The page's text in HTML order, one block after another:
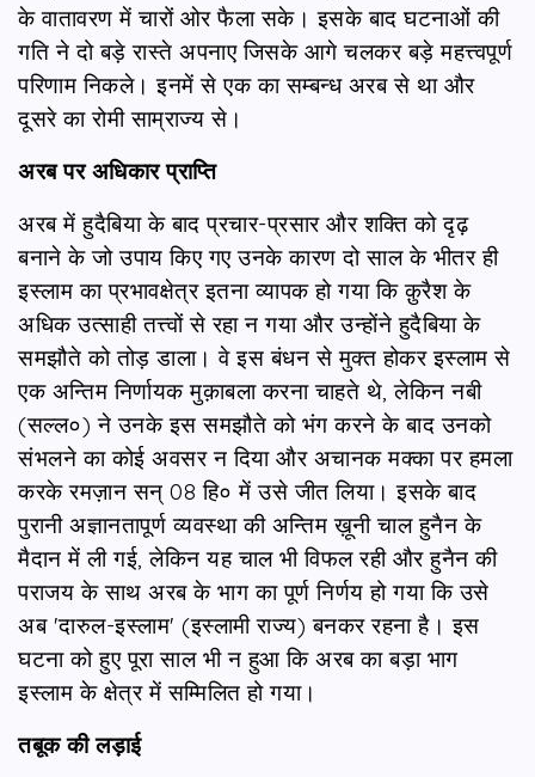
के वातावरण में चारों ओर फैला सके। इसके बाद घटनाओं की
गति ने दो बड़े रास्ते अपनाए जिसके आगे चलकर बड़े महत्त्वपूर्ण
परिणाम निकले। इनमें से एक का सम्बन्ध अरब से था और
दूसरे का रोमी साम्राज्य से।
अरब पर अधिकार प्राप्ति
अरब में हुदैबिया के बाद प्रचार-प्रसार और शक्ति को दृढ़
बनाने के जो उपाय किए गए उनके कारण दो साल के भीतर ही
इस्लाम का प्रभावक्षेत्र इतना व्यापक हो गया कि क़ुरैश के
अधिक उत्साही तत्त्वों से रहा न गया और उन्होंने हुदैबिया के
समझौते को तोड़ डाला। वे इस बंधन से मुक्त होकर इस्लाम से
एक अन्तिम निर्णायक मुक़ाबला करना चाहते थे, लेकिन नबी
(सल्ल०) ने उनके इस समझौते को भंग करने के बाद उनको
संभलने का कोई अवसर न दिया और अचानक मक्का पर हमला
करके रमज़ान सन् 08 हि० में उसे जीत लिया। इसके बाद
पुरानी अज्ञानतापूर्ण व्यवस्था की अन्तिम ख़ूनी चाल हुनैन के
मैदान में ली गई, लेकिन यह चाल भी विफल रही और हुनैन की
पराजय के साथ अरब के भाग का पूर्ण निर्णय हो गया कि उसे
अब 'दारुल-इस्लाम' (इस्लामी राज्य) बनकर रहना है। इस
घटना को हुए पूरा साल भी न हुआ कि अरब का बड़ा भाग
इस्लाम के क्षेत्र में सम्मिलित हो गया।
तबूक की लड़ाई